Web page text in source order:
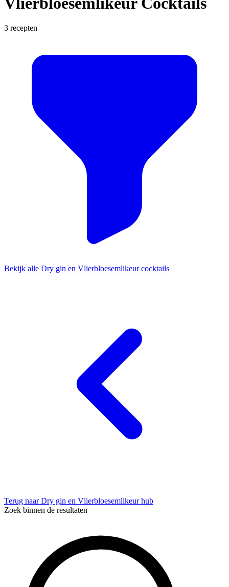
3 recepten
Bekijk alle Dry gin en Vlierbloesemlikeur cocktails
Terug naar Dry gin en Vlierbloesemlikeur hub
Zoek binnen de resultaten